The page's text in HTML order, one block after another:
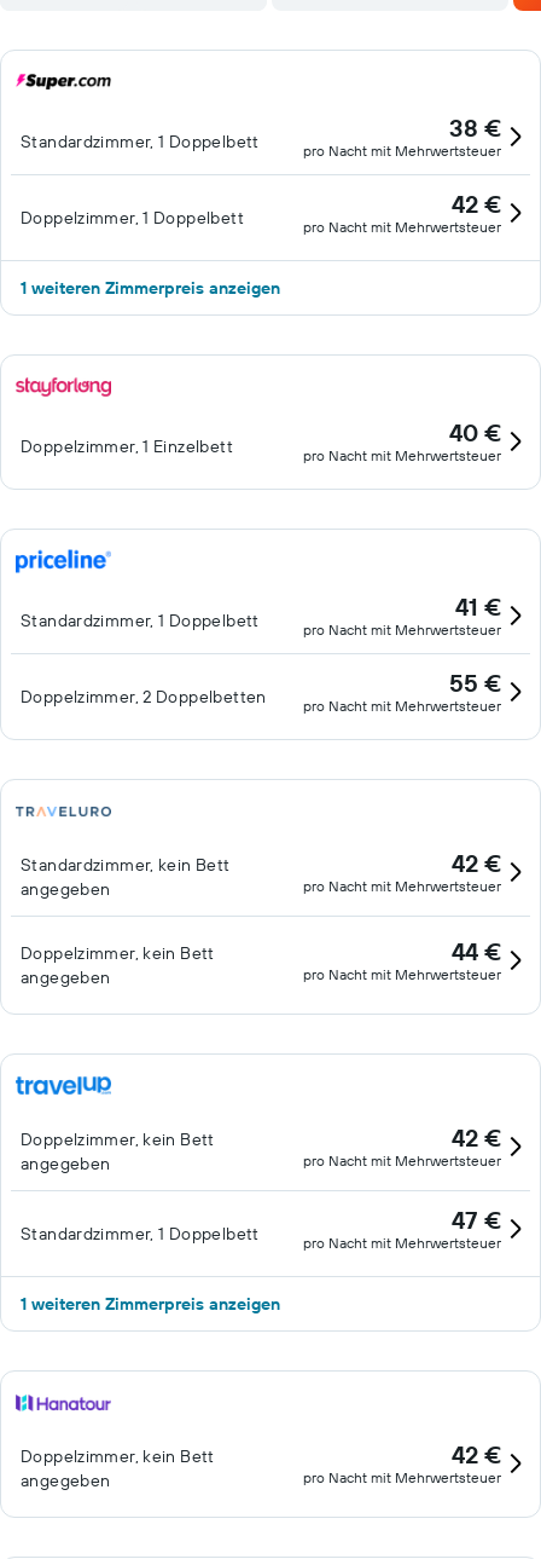
Standardzimmer, 1 Doppelbett 38 €
pro Nacht mit Mehrwertsteuer
Doppelzimmer, 1 Doppelbett 42 €
pro Nacht mit Mehrwertsteuer
1 weiteren Zimmerpreis anzeigen
Doppelzimmer, 1 Einzelbett 40 €
pro Nacht mit Mehrwertsteuer
Standardzimmer, 1 Doppelbett 41 €
pro Nacht mit Mehrwertsteuer
Doppelzimmer, 2 Doppelbetten 55 €
pro Nacht mit Mehrwertsteuer
Standardzimmer, kein Bett
angegeben
42 €
pro Nacht mit Mehrwertsteuer
Doppelzimmer, kein Bett
angegeben
44 €
pro Nacht mit Mehrwertsteuer
Doppelzimmer, kein Bett
angegeben
42 €
pro Nacht mit Mehrwertsteuer
Standardzimmer, 1 Doppelbett 47 €
pro Nacht mit Mehrwertsteuer
1 weiteren Zimmerpreis anzeigen
Doppelzimmer, kein Bett
angegeben
42 €
pro Nacht mit Mehrwertsteuer